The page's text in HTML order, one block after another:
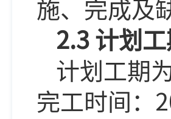
施、完成及
2.3 计划工
计划工期为
完工时间：